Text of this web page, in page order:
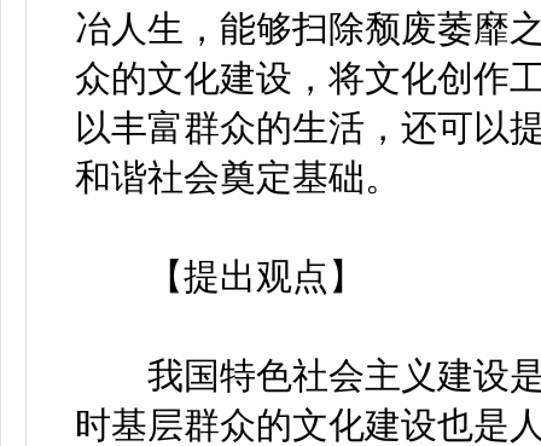
冶人生，能够扫除颓废萎靡
众的文化建设，将文化创作
以丰富群众的生活，还可以
和谐社会奠定基础。
【提出观点】
我国特色社会主义建设是
时基层群众的文化建设也是